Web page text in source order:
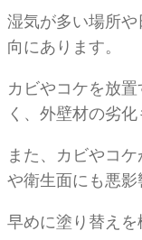
湿気が多い場所
向にあります。
カビやコケを放
く、外壁材の劣化
また、カビやコ
や衛生面にも悪影
早めに塗り替えを